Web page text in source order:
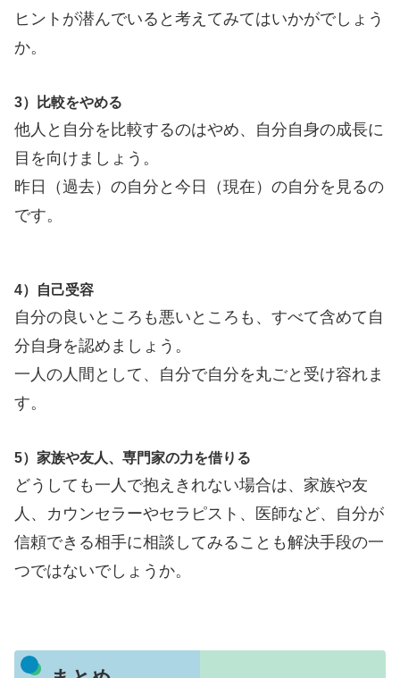
ヒントが潜んでいると考えてみてはいかがでしょう
か。
3）比較をやめる
他人と自分を比較するのはやめ、自分自身の成長に
目を向けましょう。
昨日（過去）の自分と今日（現在）の自分を見るの
です。
4）自己受容
自分の良いところも悪いところも、すべて含めて自
分自身を認めましょう。
一人の人間として、自分で自分を丸ごと受け容れま
す。
5）家族や友人、専門家の力を借りる
どうしても一人で抱えきれない場合は、家族や友
人、カウンセラーやセラピスト、医師など、自分が
信頼できる相手に相談してみることも解決手段の一
つではないでしょうか。